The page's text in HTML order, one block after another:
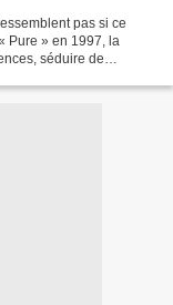
pas si ce
Pure » en 1997, la
séduire de